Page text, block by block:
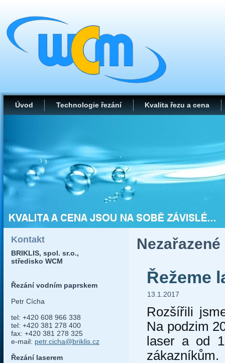
Úvod Technologie řezání Kvalita řezu a cena
Kontakt
BRIKLIS, spol. sr.o.,
středisko WCM
Řezání vodním paprskem
Petr Cícha
tel: +420 608 966 338
tel: +420 381 278 400
fax: +420 381 278 325
e-mail: petr.cicha@briklis.cz
Řezání laserem
Nezařazené
Řežeme
13.1.2017
Rozšířili
Na podzim
laser a od
zákazníkům.